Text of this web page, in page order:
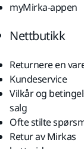
myMirka-appen
Nettbutikk
Returnere en
Kundeservice
Vilkår og
salg
Ofte stilte
Retur av Mirkas